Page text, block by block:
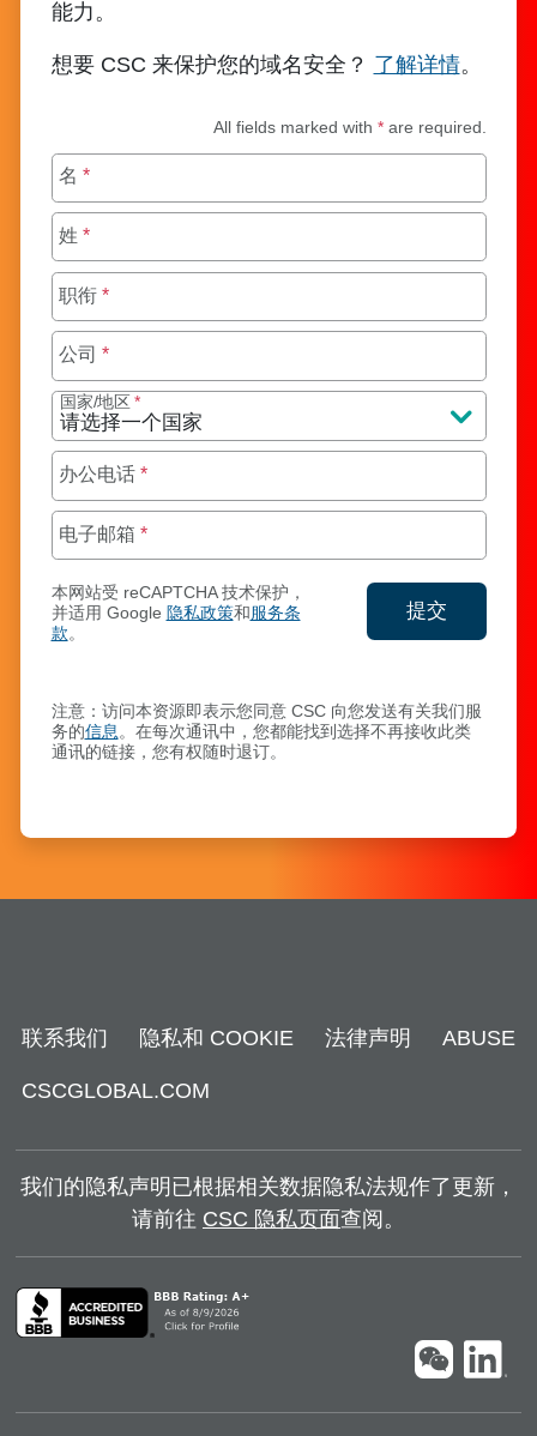
能力。
想要 CSC 来保护您的域名安全？ 了解详情。
All fields marked with *are required.
名 *
姓 *
职衔 *
公司 *
国家/地区 *
办公电话 *
电子邮箱 *
本网站受 reCAPTCHA 技术保护，
并适用 Google 隐私政策和服务条
款 。
提交
交您的联系
注意：访问本资源即表示您同意 CSC 向您发送有关我们服
务的信息。在每次通讯中，您都能找到选择不再接收此类
通讯的链接，您有权随时退订。
联系我们 隐私和 COOKIE 法律声明 ABUSE
CSCGLOBAL.COM
我们的隐私声明已根据相关数据隐私法规作了更新，
请前往 CSC 隐私页面查阅。